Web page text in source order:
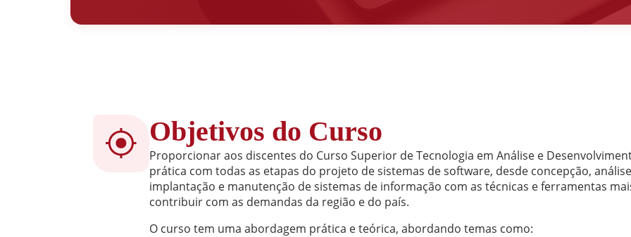
Objetivos do Curso
Proporcionar aos discentes do Curso Superior de Tecnologia em Análise e
prática com todas as etapas do projeto de sistemas de software, desde concepção,
implantação e manutenção de sistemas de informação com as técnicas e ferramentas
contribuir com as demandas da região e do país.
O curso tem uma abordagem prática e teórica, abordando temas como: